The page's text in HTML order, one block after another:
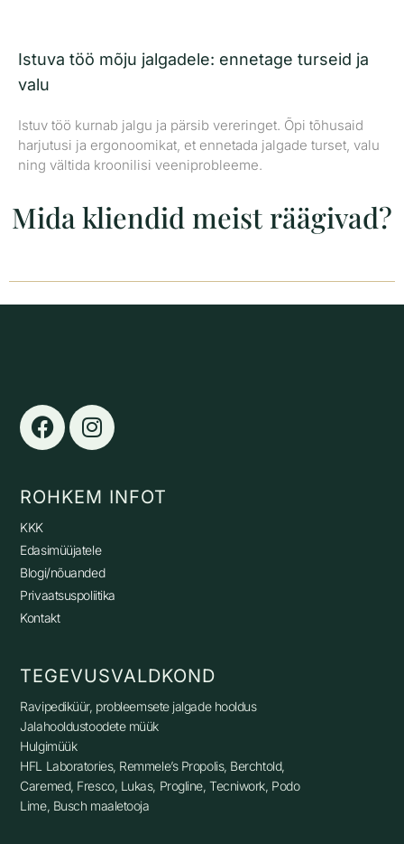
Istuva töö mõju jalgadele: ennetage turseid ja
valu
Istuv töö kurnab jalgu ja pärsib vereringet. Õpi tõhusaid
harjutusi ja ergonoomikat, et ennetada jalgade turset, valu
ning vältida kroonilisi veeniprobleeme.
Mida kliendid meist räägivad?
ROHKEM INFOT
KKK
Edasimüüjatele
Blogi/nõuanded